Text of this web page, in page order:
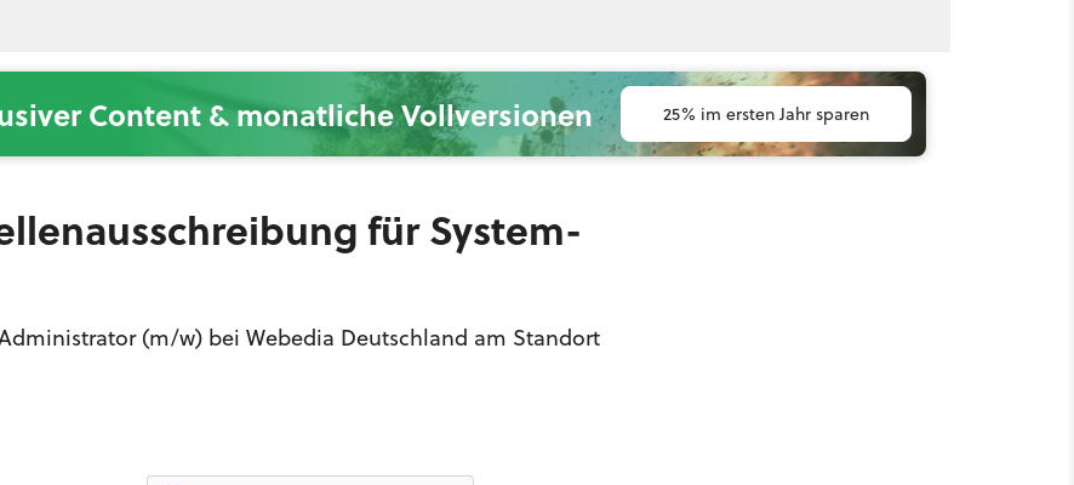
Content & monatliche Vollversionen 25% im ersten Jahr sparen
für System-
(m/w) bei Webedia Deutschland am Standort